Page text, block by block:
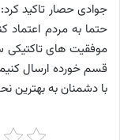
جوادی حصار تاکید کرد:
حتما به مردم اعتماد
موفقیت های تاکتیکی
قسم خورده ارسال
با دشمنان به بهترین